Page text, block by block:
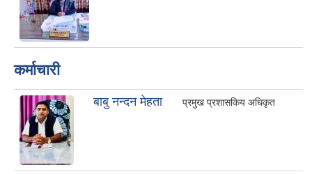
कर्माचारी
बाबु नन्दन मेहता प्रमुख प्रशासकिय अधिकृत